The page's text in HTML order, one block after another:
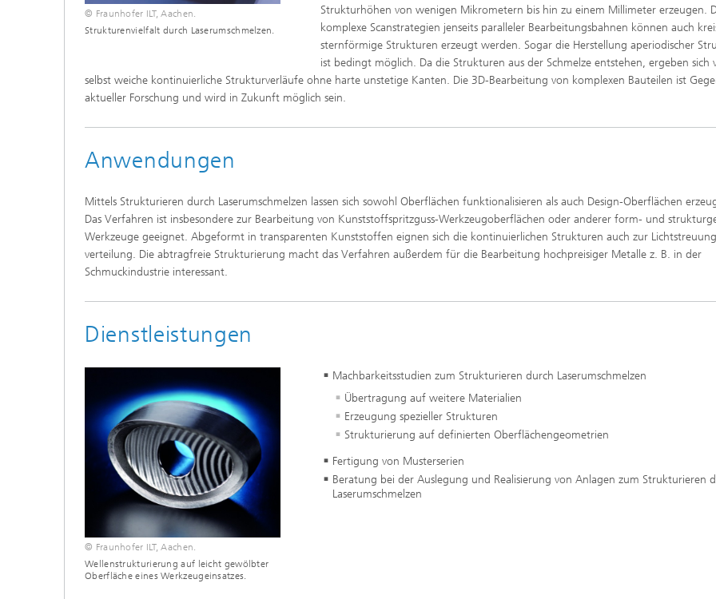
© Fraunhofer ILT, Aachen.
Strukturenvielfalt durch Laserumschmelzen.
Strukturhöhen von wenigen Mikrometern bis hin zu einem Millimeter erzeugen.
komplexe Scanstrategien jenseits paralleler Bearbeitungsbahnen können auch
sternförmige Strukturen erzeugt werden. Sogar die Herstellung aperiodischer
ist bedingt möglich. Da die Strukturen aus der Schmelze entstehen, ergeben sich
selbst weiche kontinuierliche Strukturverläufe ohne harte unstetige Kanten. Die 3D-Bearbeitung von komplexen Bauteilen ist
aktueller Forschung und wird in Zukunft möglich sein.
Anwendungen
Mittels Strukturieren durch Laserumschmelzen lassen sich sowohl Oberflächen funktionalisieren als auch Design-Oberflächen
Das Verfahren ist insbesondere zur Bearbeitung von Kunststoffspritzguss-Werkzeugoberflächen oder anderer form- und
Werkzeuge geeignet. Abgeformt in transparenten Kunststoffen eignen sich die kontinuierlichen Strukturen auch zur
verteilung. Die abtragfreie Strukturierung macht das Verfahren außerdem für die Bearbeitung hochpreisiger Metalle z. B. in der
Schmuckindustrie interessant.
Dienstleistungen
© Fraunhofer ILT, Aachen.
Wellenstrukturierung auf leicht gewölbter
Oberfläche eines Werkzeugeinsatzes.
Machbarkeitsstudien zum Strukturieren durch Laserumschmelzen
Übertragung auf weitere Materialien
Erzeugung spezieller Strukturen
Strukturierung auf definierten Oberflächengeometrien
Fertigung von Musterserien
Beratung bei der Auslegung und Realisierung von Anlagen zum Strukturieren
Laserumschmelzen